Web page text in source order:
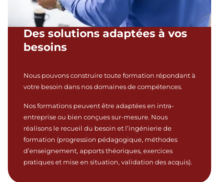
Des solutions adaptées à vos
besoins
Nous pouvons construire toute formation répondant à
votre besoin dans nos domaines de compétences.
Nos formations peuvent être adaptées en intra-
entreprise ou bien conçues sur-mesure. Nous
réalisons le recueil du besoin et l’ingénierie de
formation (progression pédagogique, méthodes
d’enseignement, apports théoriques, exercices
pratiques et mise en situation, validation des acquis).